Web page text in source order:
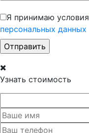
Я принимаю условия
персональных данных
Узнать стоимость